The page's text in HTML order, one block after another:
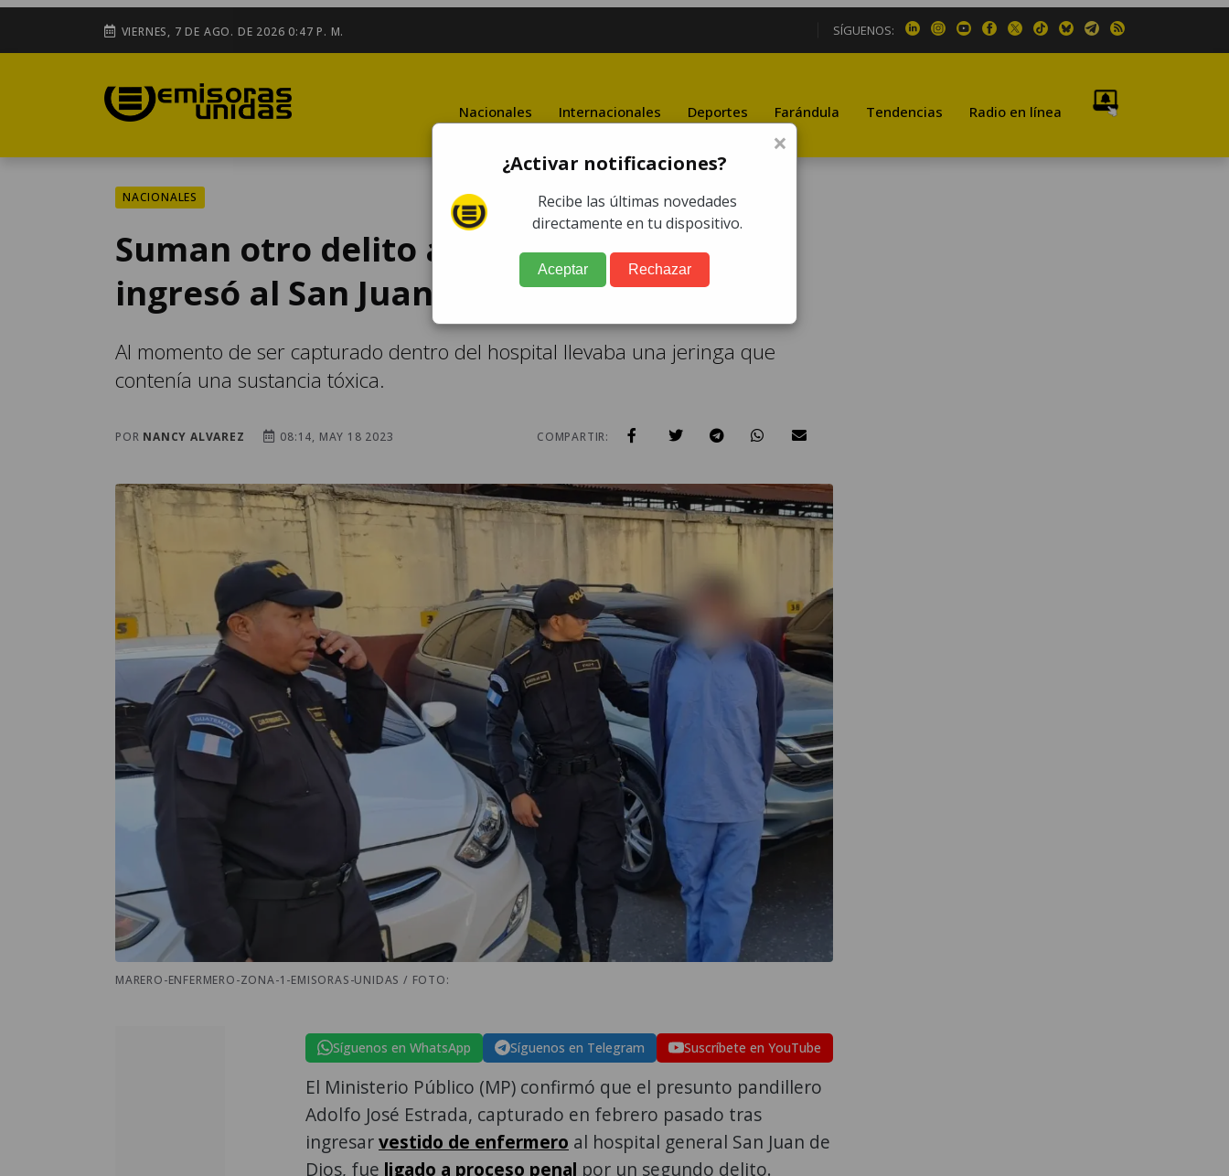
VIERNES, 7 DE AGO. DE 2026 0:47 P. M. SÍGUENOS:
Nacionales Internacionales Deportes Farándula Tendencias Radio en línea
NACIONALES
Suman otro delito a falso enfermero que
ingresó al San Juan de Dios
Al momento de ser capturado dentro del hospital llevaba una jeringa que
contenía una sustancia tóxica.
POR NANCY ALVAREZ 08:14, MAY 18 2023 COMPARTIR:
MARERO-ENFERMERO-ZONA-1-EMISORAS-UNIDAS / FOTO:
Síguenos en WhatsApp Síguenos en Telegram Suscríbete en YouTube
El Ministerio Público (MP) confirmó que el presunto pandillero
Adolfo José Estrada, capturado en febrero pasado tras
ingresarvestido de enfermero al hospital general San Juan de
Dios, fue ligado a proceso penal por un segundo delito.
×
¿Activar notificaciones?
Recibe las últimas novedades
directamente en tu dispositivo.
Aceptar Rechazar